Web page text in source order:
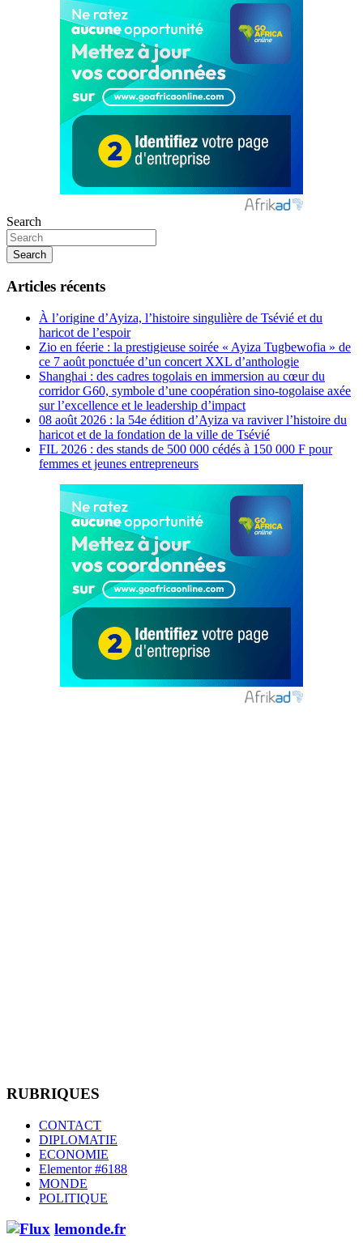
Search
Search
Articles récents
À l’origine d’Ayiza, l’histoire singulière de Tsévié et du
haricot de l’espoir
Zio en féerie : la prestigieuse soirée « Ayiza Tugbewofia » de
ce 7 août ponctuée d’un concert XXL d’anthologie
Shanghai : des cadres togolais en immersion au cœur du
corridor G60, symbole d’une coopération sino-togolaise axée
sur l’excellence et le leadership d’impact
08 août 2026 : la 54e édition d’Ayiza va raviver l’histoire du
haricot et de la fondation de la ville de Tsévié
FIL 2026 : des stands de 500 000 cédés à 150 000 F pour
femmes et jeunes entrepreneurs
RUBRIQUES
CONTACT
DIPLOMATIE
ECONOMIE
Elementor #6188
MONDE
POLITIQUE
lemonde.fr